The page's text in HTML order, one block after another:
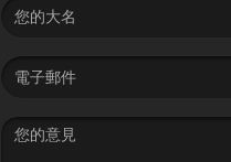
Name
Email
address
Message